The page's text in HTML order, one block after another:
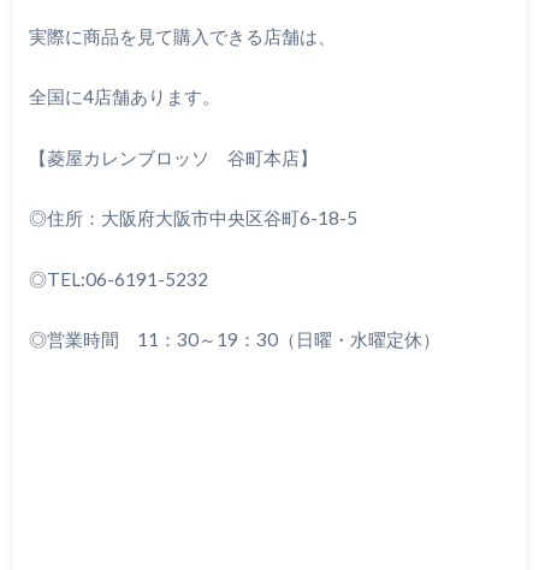
実際に商品を見て購入できる店舗は、
全国に4店舗あります。
【菱屋カレンブロッソ 谷町本店】
◎住所：大阪府大阪市中央区谷町6-18-5
◎TEL:06-6191-5232
◎営業時間 11：30～19：30（日曜・水曜定休）